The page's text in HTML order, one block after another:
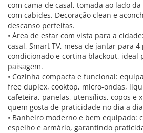
com cama de casal, tomada ao lado
com cabides. Decoração clean e
descanso perfeitas.
• Área de estar com vista para a
casal, Smart TV, mesa de jantar para 4
condicionado e cortina blackout, ideal
paisagem.
• Cozinha compacta e funcional:
free duplex, cooktop, micro-ondas,
cafeteira, panelas, utensílios, copos e
quem gosta de praticidade no dia a
• Banheiro moderno e bem equipado:
espelho e armário, garantindo